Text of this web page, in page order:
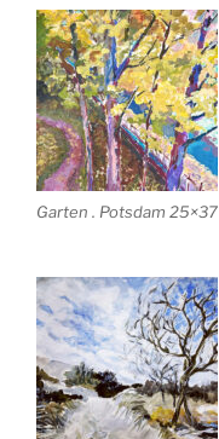
Garten . Potsdam 25×37